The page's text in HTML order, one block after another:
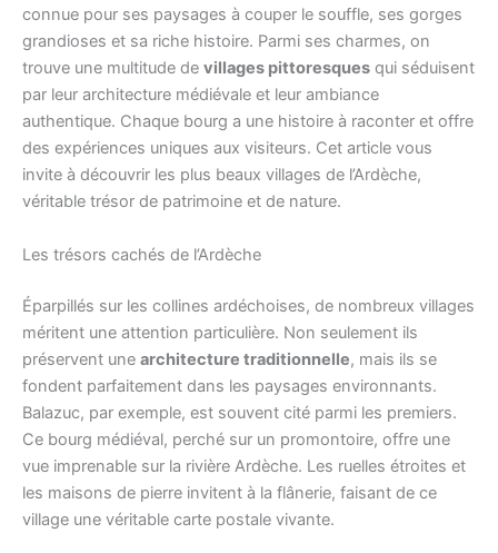
connue pour ses paysages à couper le souffle, ses gorges
grandioses et sa riche histoire. Parmi ses charmes, on
trouve une multitude de villages pittoresques qui séduisent
par leur architecture médiévale et leur ambiance
authentique. Chaque bourg a une histoire à raconter et offre
des expériences uniques aux visiteurs. Cet article vous
invite à découvrir les plus beaux villages de l’Ardèche,
véritable trésor de patrimoine et de nature.
Les trésors cachés de l’Ardèche
Éparpillés sur les collines ardéchoises, de nombreux villages
méritent une attention particulière. Non seulement ils
préservent une architecture traditionnelle, mais ils se
fondent parfaitement dans les paysages environnants.
Balazuc, par exemple, est souvent cité parmi les premiers.
Ce bourg médiéval, perché sur un promontoire, offre une
vue imprenable sur la rivière Ardèche. Les ruelles étroites et
les maisons de pierre invitent à la flânerie, faisant de ce
village une véritable carte postale vivante.